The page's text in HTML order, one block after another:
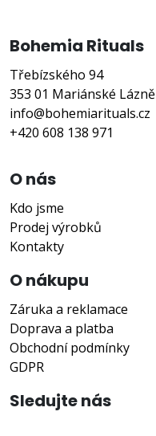
Bohemia Rituals
Třebízského 94
353 01 Mariánské Lázně
info@bohemiarituals.cz
+420 608 138 971
O nás
Kdo jsme
Prodej výrobků
Kontakty
O nákupu
Záruka a reklamace
Doprava a platba
Obchodní podmínky
GDPR
Sledujte nás